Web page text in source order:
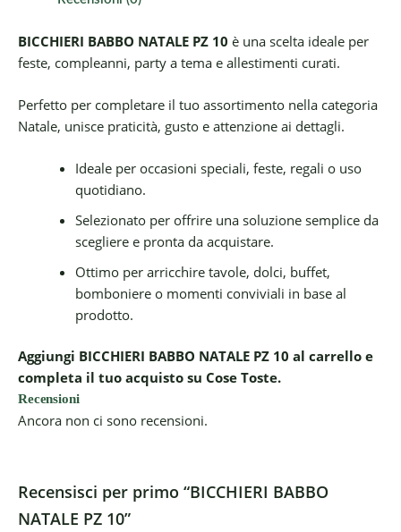
BICCHIERI BABBO NATALE PZ 10 è una scelta ideale per
feste, compleanni, party a tema e allestimenti curati.
Perfetto per completare il tuo assortimento nella categoria
Natale, unisce praticità, gusto e attenzione ai dettagli.
Ideale per occasioni speciali, feste, regali o uso
quotidiano.
Selezionato per offrire una soluzione semplice da
scegliere e pronta da acquistare.
Ottimo per arricchire tavole, dolci, buffet,
bomboniere o momenti conviviali in base al
prodotto.
Aggiungi BICCHIERI BABBO NATALE PZ 10 al carrello e
completa il tuo acquisto su Cose Toste.
Recensioni
Ancora non ci sono recensioni.
Recensisci per primo “BICCHIERI BABBO
NATALE PZ 10”